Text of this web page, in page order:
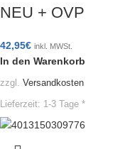
NEU + OVP
42,95€ inkl. MWSt.
In den Warenkorb
zzgl. Versandkosten
Lieferzeit: 1-3 Tage *